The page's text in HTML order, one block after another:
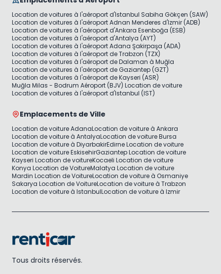
Location de voitures à l'aéroport d'Istanbul Sabiha Gökçen (SAW)
Location de voitures à l'aéroport Adnan Menderes d'Izmir (ADB)
Location de voitures à l'aéroport d'Ankara Esenboğa (ESB)
Location de voitures à l'aéroport d'Antalya (AYT)
Location de voitures à l'aéroport Adana Şakirpaşa (ADA)
Location de voitures à l'aéroport de Trabzon (TZX)
Location de voitures à l'aéroport de Dalaman à Muğla
Location de voitures à l'aéroport de Gaziantep (GZT)
Location de voitures à l'aéroport de Kayseri (ASR)
Muğla Milas - Bodrum Aéroport (BJV) Location de voiture
Location de voitures à l'aéroport d'Istanbul (IST)
Emplacements de Ville
Location de voiture AdanaLocation de voiture à Ankara
Location de voiture à AntalyaLocation de voiture Bursa
Location de voiture à DiyarbakirEdirne Location de voiture
Location de voiture EskisehirGaziantep Location de voiture
Kayseri Location de voitureKocaeli Location de voiture
Konya Location de VoitureMalatya Location de voiture
Mardin Location de VoitureLocation de voiture à Osmaniye
Sakarya Location de VoitureLocation de voiture à Trabzon
Location de voiture à IstanbulLocation de voiture à Izmir
Tous droits réservés.